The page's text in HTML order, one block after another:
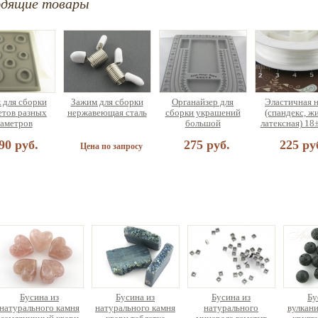
товары
сборки
разных
руб.
Зажим для сборки
нержавеющая сталь
Цена по запросу
Органайзер для
сборки украшений
большой
275 руб.
Эластичная
(спандекс,
латексная)
225
набор
для
чокера или
(на 5
по запросу
Бусина из
натурального камня
Бусина из
натурального камня
Бусина из
натурального